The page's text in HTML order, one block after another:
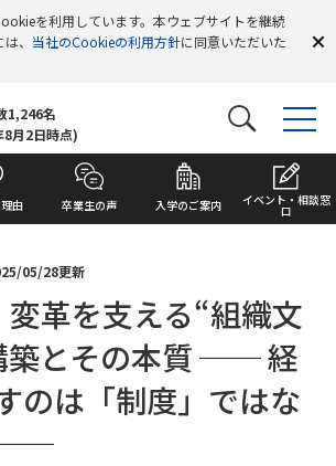
を利用しています。本ウェブサイトを継続
、 当社のCookieの利用方針に同意いただいた
1,246名
月2日時点)
由 卒業生の声 入学のご案内 イベント・相談窓
口
05/28更新
変革を支える“組織文
築とその本質 ── 経
のは「制度」ではな
──